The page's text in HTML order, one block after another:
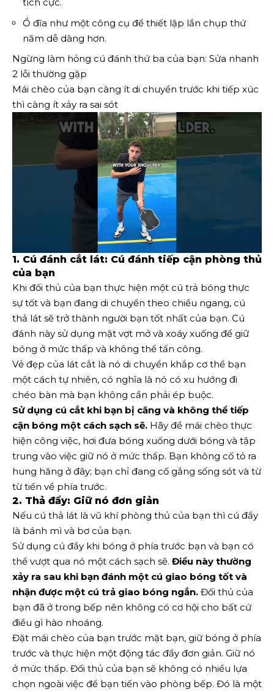
Ổ đĩa như một công cụ để thiết lập lần chụp thứ
năm dễ dàng hơn.
Ngừng làm hỏng cú đánh thứ ba của bạn: Sửa nhanh
2 lỗi thường gặp
Mái chèo của bạn càng ít di chuyển trước khi tiếp xúc
thì càng ít xảy ra sai sót
1. Cú đánh cắt lát: Cú đánh tiếp cận phòng thủ
của bạn
Khi đối thủ của bạn thực hiện một cú trả bóng thực
sự tốt và bạn đang di chuyển theo chiều ngang, cú
thả lát sẽ trở thành người bạn tốt nhất của bạn. Cú
đánh này sử dụng mặt vợt mở và xoáy xuống để giữ
bóng ở mức thấp và không thể tấn công.
Vẻ đẹp của lát cắt là nó di chuyển khắp cơ thể bạn
một cách tự nhiên, có nghĩa là nó có xu hướng đi
chéo bàn mà bạn không cần phải ép buộc.
Sử dụng cú cắt khi bạn bị căng và không thể tiếp
cận bóng một cách sạch sẽ. Hãy để mái chèo thực
hiện công việc, hơi đưa bóng xuống dưới bóng và tập
trung vào việc giữ nó ở mức thấp. Bạn không cố tỏ ra
hung hăng ở đây; bạn chỉ đang cố gắng sống sót và từ
từ tiến về phía trước.
2. Thả đẩy: Giữ nó đơn giản
Nếu cú ​​thả lát là vũ khí phòng thủ của bạn thì cú đẩy
là bánh mì và bơ của bạn.
Sử dụng cú đẩy khi bóng ở phía trước bạn và bạn có
thể vượt qua nó một cách sạch sẽ. Điều này thường
xảy ra sau khi bạn đánh một cú giao bóng tốt và
nhận được một cú trả giao bóng ngắn. Đối thủ của
bạn đã ở trong bếp nên không có cơ hội cho bất cứ
điều gì hào nhoáng.
Đặt mái chèo của bạn trước mặt bạn, giữ bóng ở phía
trước và thực hiện một động tác đẩy đơn giản. Giữ nó
ở mức thấp. Đối thủ của bạn sẽ không có nhiều lựa
chọn ngoài việc để bạn tiến vào phòng bếp. Đó là một